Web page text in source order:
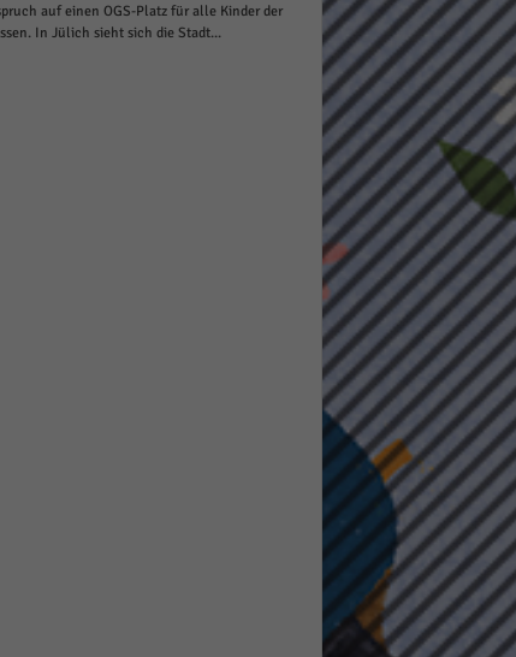
auf einen OGS-Platz für alle Kinder der
In Jülich sieht sich die Stadt...